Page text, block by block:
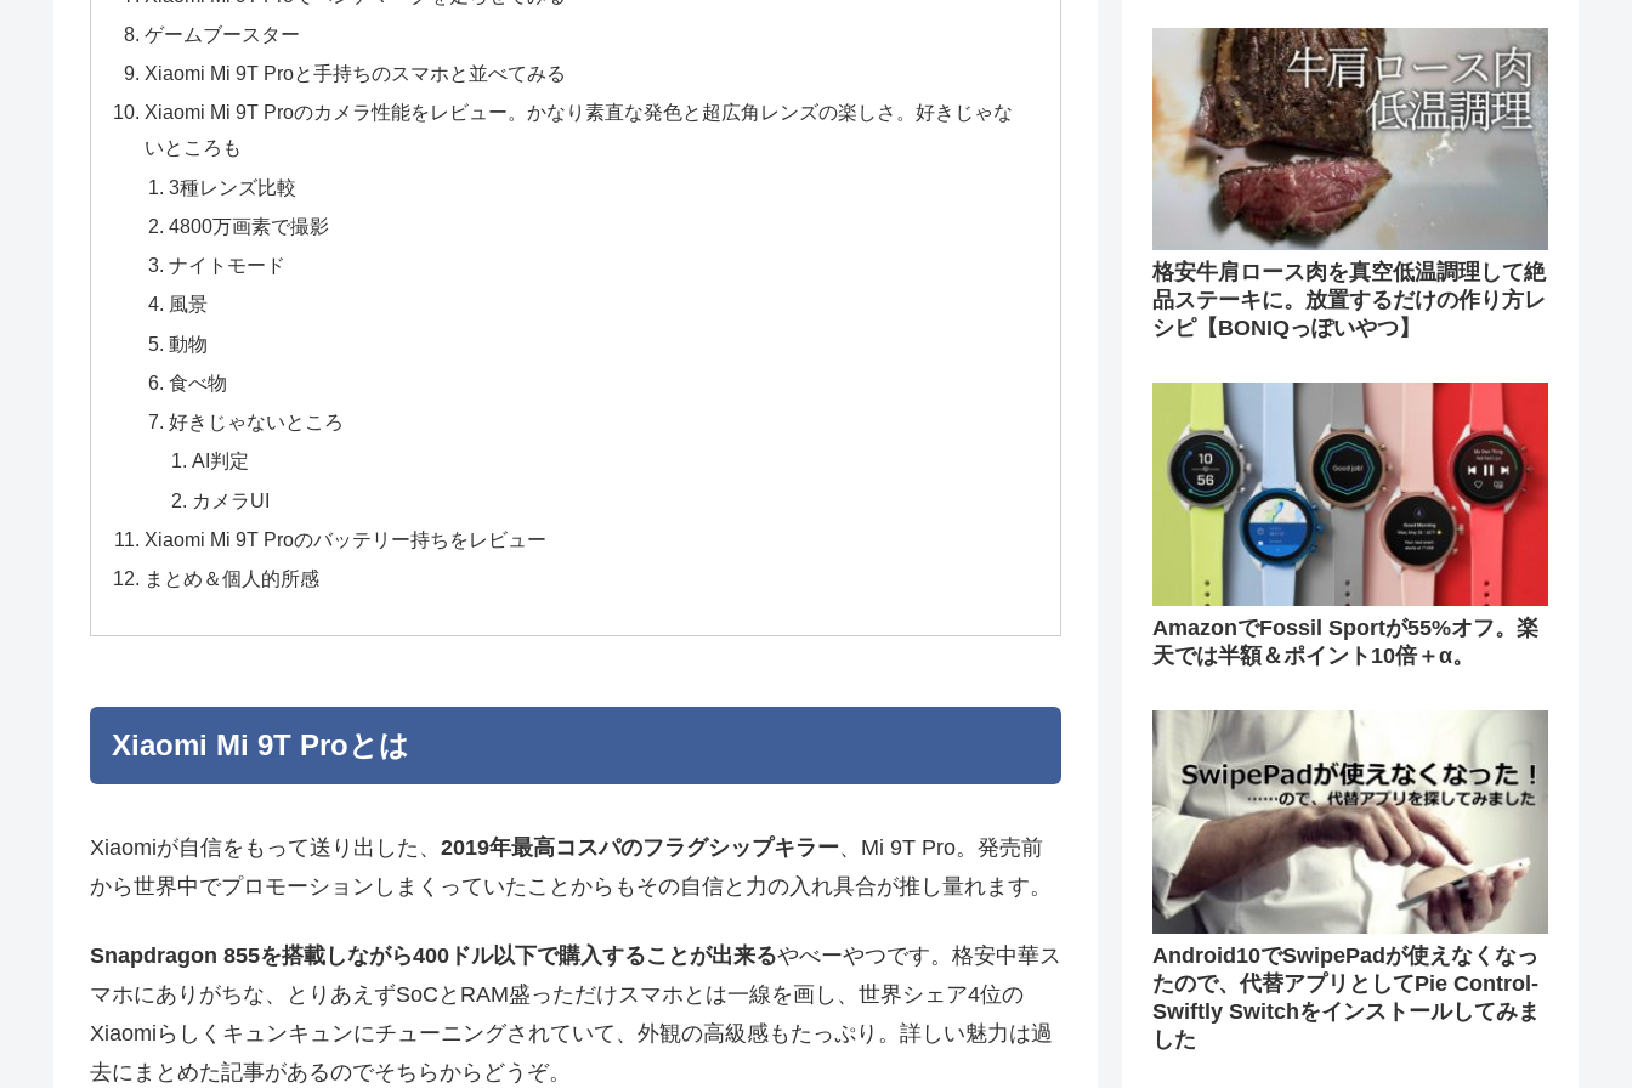
ゲームブースター
Xiaomi Mi 9T Proと手持ちのスマホと並べてみる
Xiaomi Mi 9T Proのカメラ性能をレビュー。かなり素直な発色と超広角レンズの楽しさ。好きじゃな
いところも
3種レンズ比較
4800万画素で撮影
ナイトモード
風景
動物
食べ物
好きじゃないところ
AI判定
カメラUI
Xiaomi Mi 9T Proのバッテリー持ちをレビュー
まとめ＆個人的所感
Xiaomi Mi 9T Proとは
Xiaomiが自信をもって送り出した、 2019年最高コスパのフラグシップキラー、Mi 9T Pro。発売前
から世界中でプロモーションしまくっていたことからもその自信と力の入れ具合が推し量れます。
Snapdragon 855を搭載しながら400ドル以下で購入することが出来るやべーやつです。格安中華ス
マホにありがちな、とりあえずSoCとRAM盛っただけスマホとは一線を画し、世界シェア4位の
Xiaomiらしくキュンキュンにチューニングされていて、外観の高級感もたっぷり。詳しい魅力は過
去にまとめた記事があるのでそちらからどうぞ。
格安牛肩ロース肉を真空低温調理して絶
品ステーキに。放置するだけの作り方レ
シピ【BONIQっぽいやつ】
AmazonでFossil Sportが55%オフ。楽
天では半額＆ポイント10倍＋α。
Android10でSwipePadが使えなくなっ
たので、代替アプリとしてPie Control-
Swiftly Switchをインストールしてみま
した